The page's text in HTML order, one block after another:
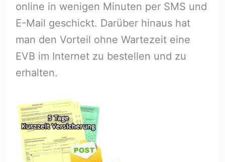
online in wenigen Minuten per SMS und
E-Mail geschickt. Darüber hinaus hat
man den Vorteil ohne Wartezeit eine
EVB im Internet zu bestellen und zu
erhalten.